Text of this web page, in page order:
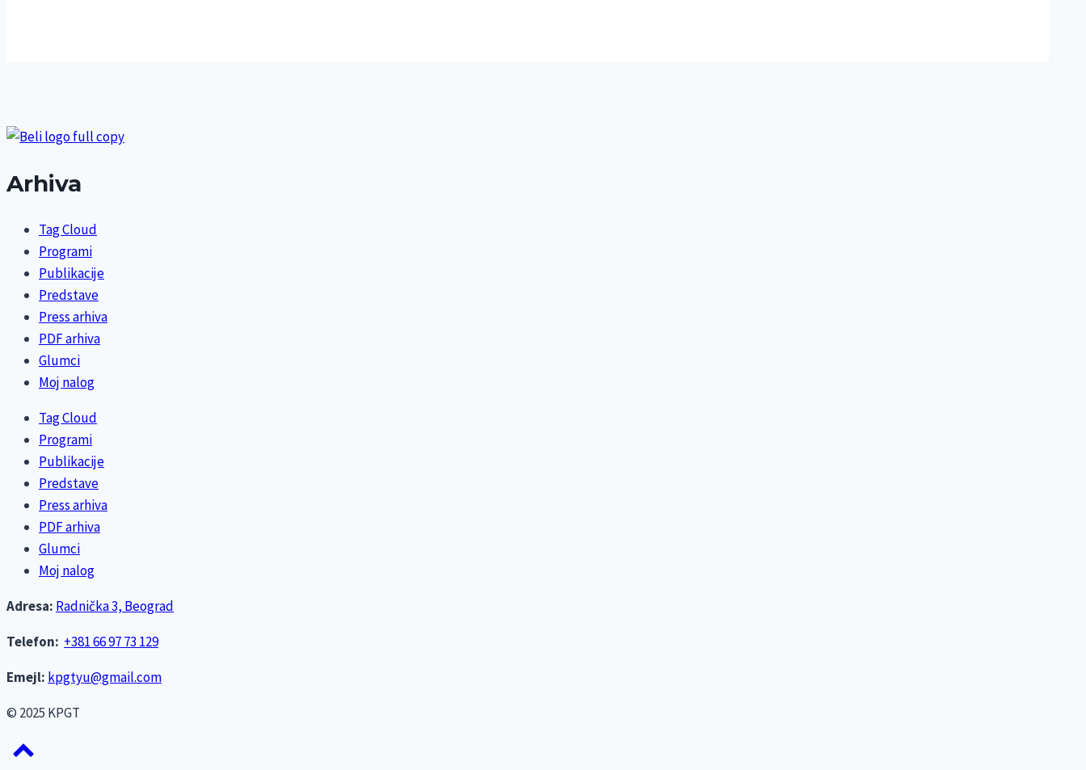
Arhiva
Tag Cloud
Programi
Publikacije
Predstave
Press arhiva
PDF arhiva
Glumci
Moj nalog
Tag Cloud
Programi
Publikacije
Predstave
Press arhiva
PDF arhiva
Glumci
Moj nalog
Adresa: Radnička 3, Beograd
Telefon: +381 66 97 73 129
Emejl: kpgtyu@gmail.com
© 2025 KPGT